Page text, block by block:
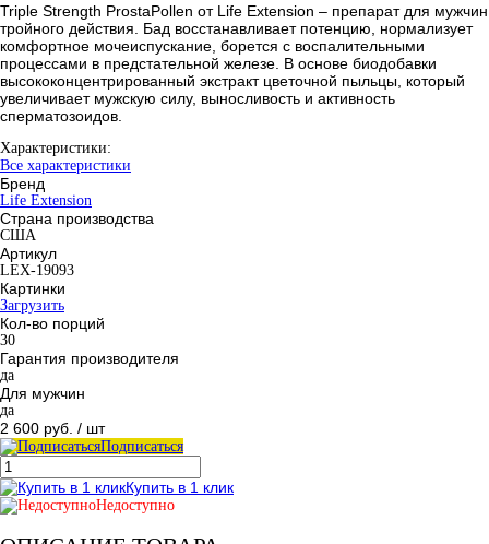
Triple Strength ProstaPollen от Life Extension – препарат для мужчин
тройного действия. Бад восстанавливает потенцию, нормализует
комфортное мочеиспускание, борется с воспалительными
процессами в предстательной железе. В основе биодобавки
высококонцентрированный экстракт цветочной пыльцы, который
увеличивает мужскую силу, выносливость и активность
сперматозоидов.
Характеристики:
Все характеристики
Бренд
Life Extension
Страна производства
США
Артикул
LEX-19093
Картинки
Загрузить
Кол-во порций
30
Гарантия производителя
да
Для мужчин
да
2 600 руб. / шт
Подписаться
Купить в 1 клик
Недоступно